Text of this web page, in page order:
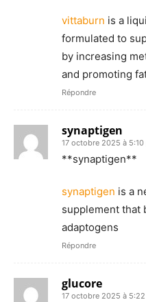
vittaburn is a
formulated to
by increasing
and promoting
Répondre
synaptigen
17 octobre 2025 à 5:10
** synaptigen**
synaptigen is a
supplement that
adaptogens
Répondre
glucore
17 octobre 2025 à